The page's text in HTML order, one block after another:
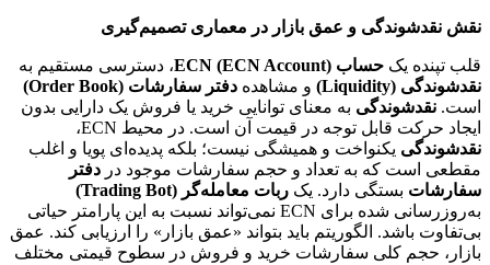
نقش نقدشوندگی و عمق بازار در معماری تصمیم‌گیری
قلب تپنده یک حساب ECN (ECN Account)
، دسترسی مستقیم به
نقدشوندگی (Liquidity)
و مشاهده دفتر سفارشات (Order Book)
است. نقدشوندگی به معنای توانایی خرید یا فروش یک دارایی بدون
ایجاد حرکت قابل توجه در قیمت آن است. در محیط ECN،
نقدشوندگی یکنواخت و همیشگی نیست؛ بلکه پدیده‌ای پویا و اغلب
مقطعی است که به تعداد و حجم سفارشات موجود در دفتر
سفارشات بستگی دارد. یک ربات معامله‌گر (Trading Bot)
به‌روزرسانی شده برای ECN نمی‌تواند نسبت به این پارامتر حیاتی
بی‌تفاوت باشد. الگوریتم باید بتواند «عمق بازار» را ارزیابی کند. عمق
بازار، حجم کلی سفارشات خرید و فروش در سطوح قیمتی مختلف